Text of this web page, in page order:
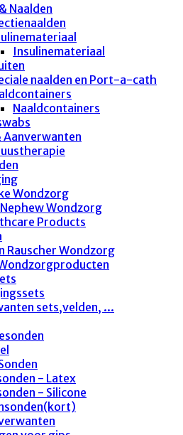
Naalden
Insulinemateriaal
naalden en Port-a-cath
Naaldcontainers
Aanverwanten
Wondzorg
Wondzorg
Products
Rauscher Wondzorg
sets,velden, ...
- Latex
- Silicone